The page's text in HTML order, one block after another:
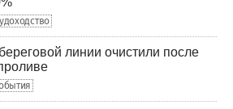
линии очистили после